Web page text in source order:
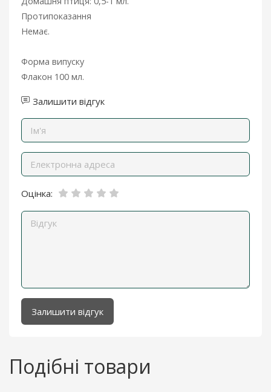
Протипоказання
Немає.
Форма випуску
Флакон 100 мл.
Залишити відгук
Оцінка:
Залишити відгук
Подібні товари